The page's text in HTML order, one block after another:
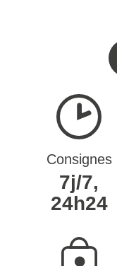
Consignes
7j/7,
24h24